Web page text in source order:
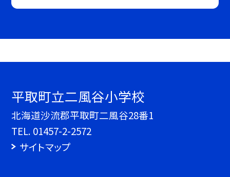
平取町立二風谷小学校
北海道沙流郡平取町二風谷28番1
TEL. 01457-2-2572
サイトマップ